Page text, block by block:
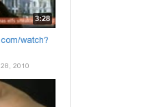
3:28
watch?
2010